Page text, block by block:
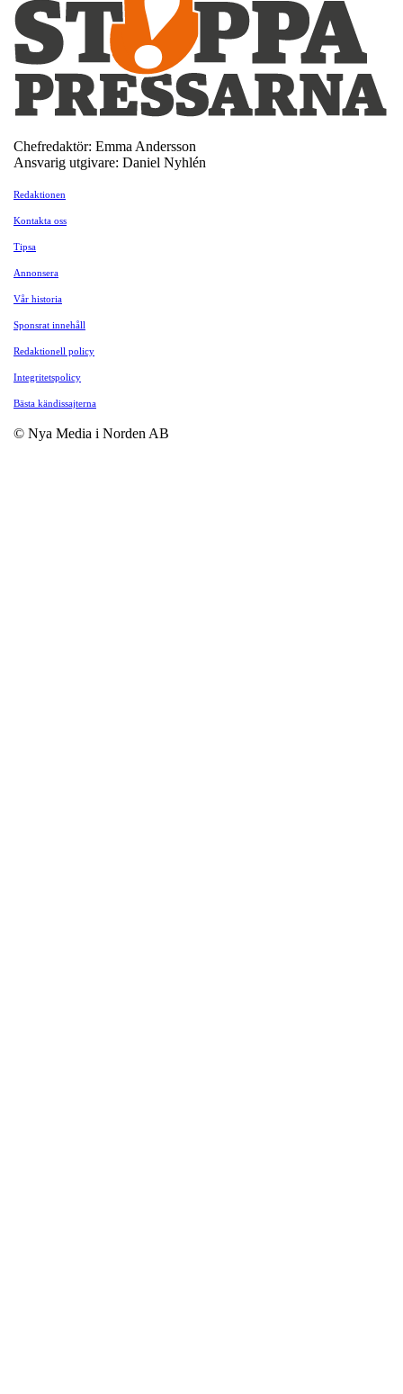
Chefredaktör: Emma Andersson
Ansvarig utgivare: Daniel Nyhlén
Redaktionen
Kontakta oss
Tipsa
Annonsera
Vår historia
Sponsrat innehåll
Redaktionell policy
Integritetspolicy
Bästa kändissajterna
© Nya Media i Norden AB